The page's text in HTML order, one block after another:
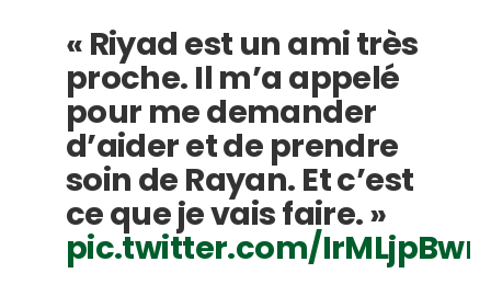
« Riyad est un ami très
proche. Il m’a appelé
pour me demander
d’aider et de prendre
soin de Rayan. Et c’est
ce que je vais faire. »
pic.twitter.com/